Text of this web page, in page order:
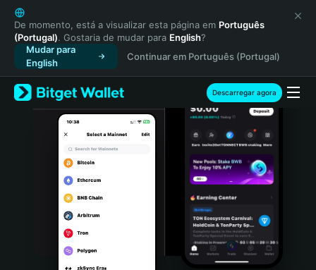
English
日本語
Tiếng Việt
Русский
Español (Latinoamérica)
Türkçe
Italiano
Português (Portugal)
Bahasa Indonesia
De momento, está a visualizar esta página em Português
(Portugal). Gostaria de mudar para English?
Mudar para
English
Continuar em Português (Portugal)
Descarregar agora